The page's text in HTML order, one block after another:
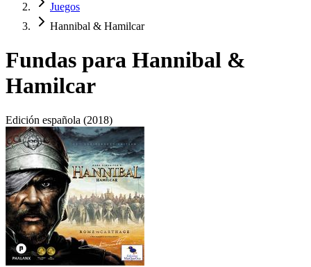
Juegos
Hannibal & Hamilcar
Fundas para Hannibal &
Hamilcar
Edición española (2018)